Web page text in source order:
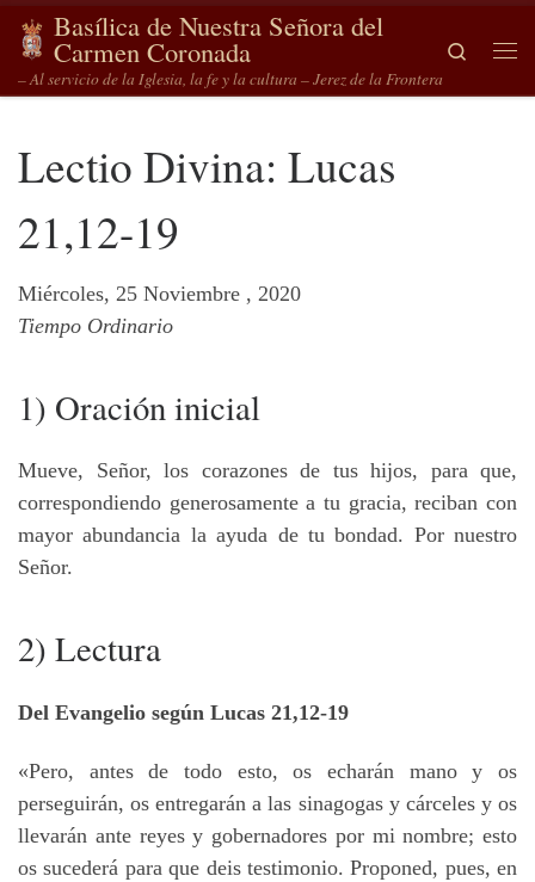
Saltar al contenido
Basílica de Nuestra Señora del
Carmen Coronada
– Al servicio de la Iglesia, la fe y la cultura – Jerez de la Frontera
Search
Lectio Divina: Lucas
21,12-19
Miércoles, 25 Noviembre , 2020
Tiempo Ordinario
1) Oración inicial
Mueve, Señor, los corazones de tus hijos, para que,
correspondiendo generosamente a tu gracia, reciban con
mayor abundancia la ayuda de tu bondad. Por nuestro
Señor.
2) Lectura
Del Evangelio según Lucas 21,12-19
«Pero, antes de todo esto, os echarán mano y os
perseguirán, os entregarán a las sinagogas y cárceles y os
llevarán ante reyes y gobernadores por mi nombre; esto
os sucederá para que deis testimonio. Proponed, pues, en